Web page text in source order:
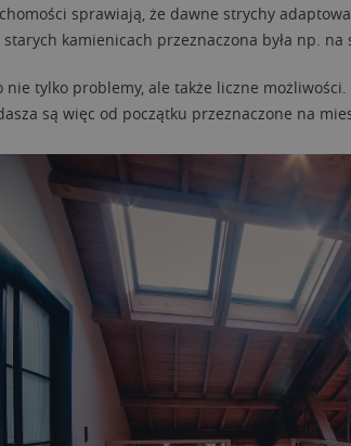
sprawiają, że dawne strychy
kamienicach przeznaczona była np.
nie tylko problemy, ale także liczne
są więc od początku przeznaczone na